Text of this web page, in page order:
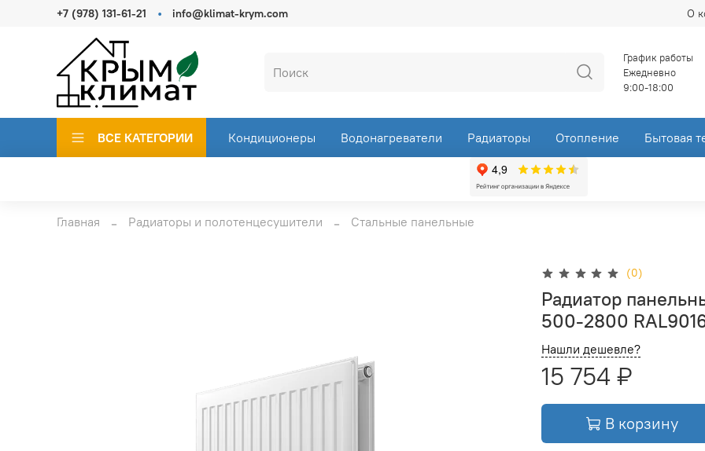
О
+7 (978) 131-61-21 info@klimat-krym.com
График работы
Ежедневно
9:00-18:00
ВСЕ КАТЕГОРИИ Кондиционеры Водонагреватели Радиаторы Отопление Бытовая
Главная Радиаторы и полотенцесушители Стальные панельные
(0)
Радиатор
500-2800
Нашли дешевле?
15 754 ₽
В корзину